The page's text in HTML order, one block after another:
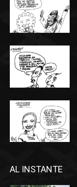
AL INSTANTE